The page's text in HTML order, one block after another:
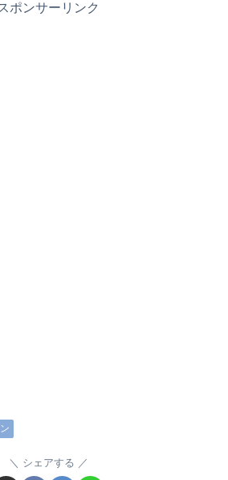
ポンサーリンク
シェアする